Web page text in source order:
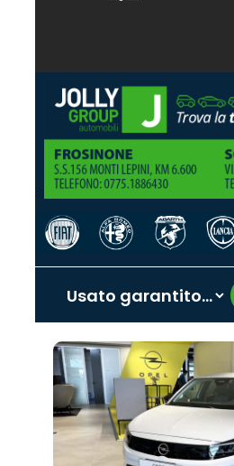
Promo
Cupra
Promo
Jaecoo
Promo
Omoda
Promo
Lancia
Promo
Alfa
Romeo
Promo
Jeep
Promo
Land
Rover
Promo
Mazda
Promo
Fiat
Promo
Hyundai
Promo
Seat
Promo
Citroën
Promo
Opel
Promo
Abarth
Promo
Peugeot
‹